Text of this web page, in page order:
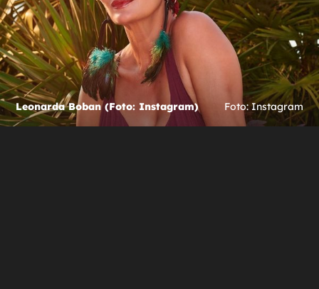
Leonarda Boban (Foto: Instagram) Foto: Instagram